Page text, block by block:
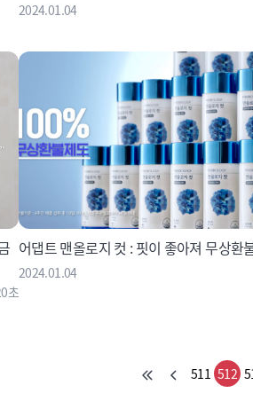
2024.01.04
초
어댑트 맨올로지 컷 : 핏이 좋아져 무상환
2024.01.04
511 512